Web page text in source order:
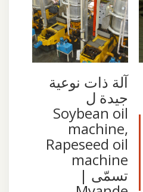
آلة ذات نوعية
جيدة ل
Soybean oil
machine,
Rapeseed oil
machine
تسمّى |